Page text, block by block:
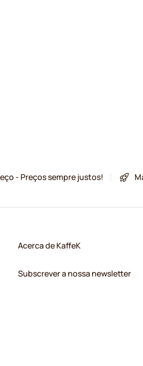
- Preços sempre justos!
Acerca de KaffeK
Subscrever a nossa newsletter